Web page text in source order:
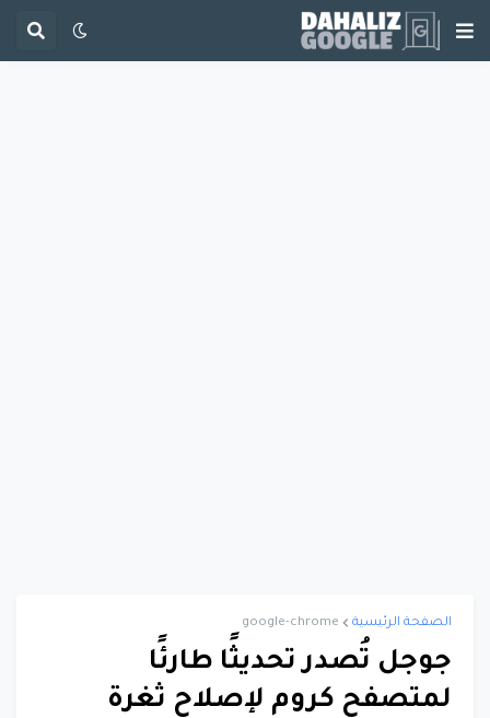
الصفحة الرئيسية google-chrome
جوجل تُصدر تحديثًا طارئًا
لمتصفح كروم لإصلاح ثغرة